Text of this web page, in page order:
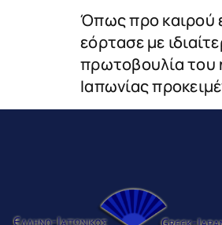
Όπως προ καιρού
εόρτασε με
πρωτοβουλία του
Ιαπωνίας